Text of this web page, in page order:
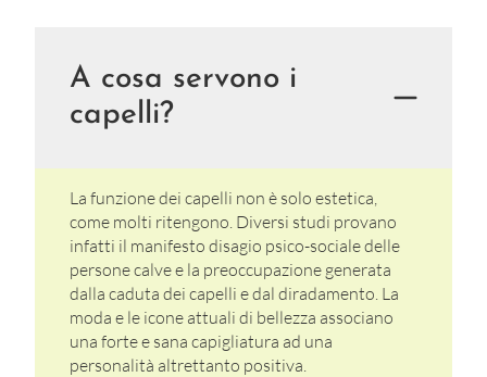
A cosa servono i
capelli?
La funzione dei capelli non è solo estetica,
come molti ritengono. Diversi studi provano
infatti il manifesto disagio psico-sociale delle
persone calve e la preoccupazione generata
dalla caduta dei capelli e dal diradamento. La
moda e le icone attuali di bellezza associano
una forte e sana capigliatura ad una
personalità altrettanto positiva.